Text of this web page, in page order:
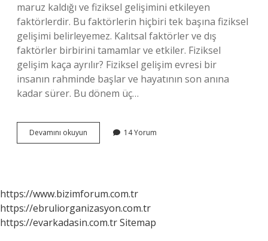
maruz kaldığı ve fiziksel gelişimini etkileyen
faktörlerdir. Bu faktörlerin hiçbiri tek başına fiziksel
gelişimi belirleyemez. Kalıtsal faktörler ve dış
faktörler birbirini tamamlar ve etkiler. Fiziksel
gelişim kaça ayrılır? Fiziksel gelişim evresi bir
insanın rahminde başlar ve hayatının son anına
kadar sürer. Bu dönem üç…
Devamını okuyun
Gelişim
14 Yorum
https://www.bizimforum.com.tr
https://ebruliorganizasyon.com.tr
https://evarkadasin.com.trSitemap